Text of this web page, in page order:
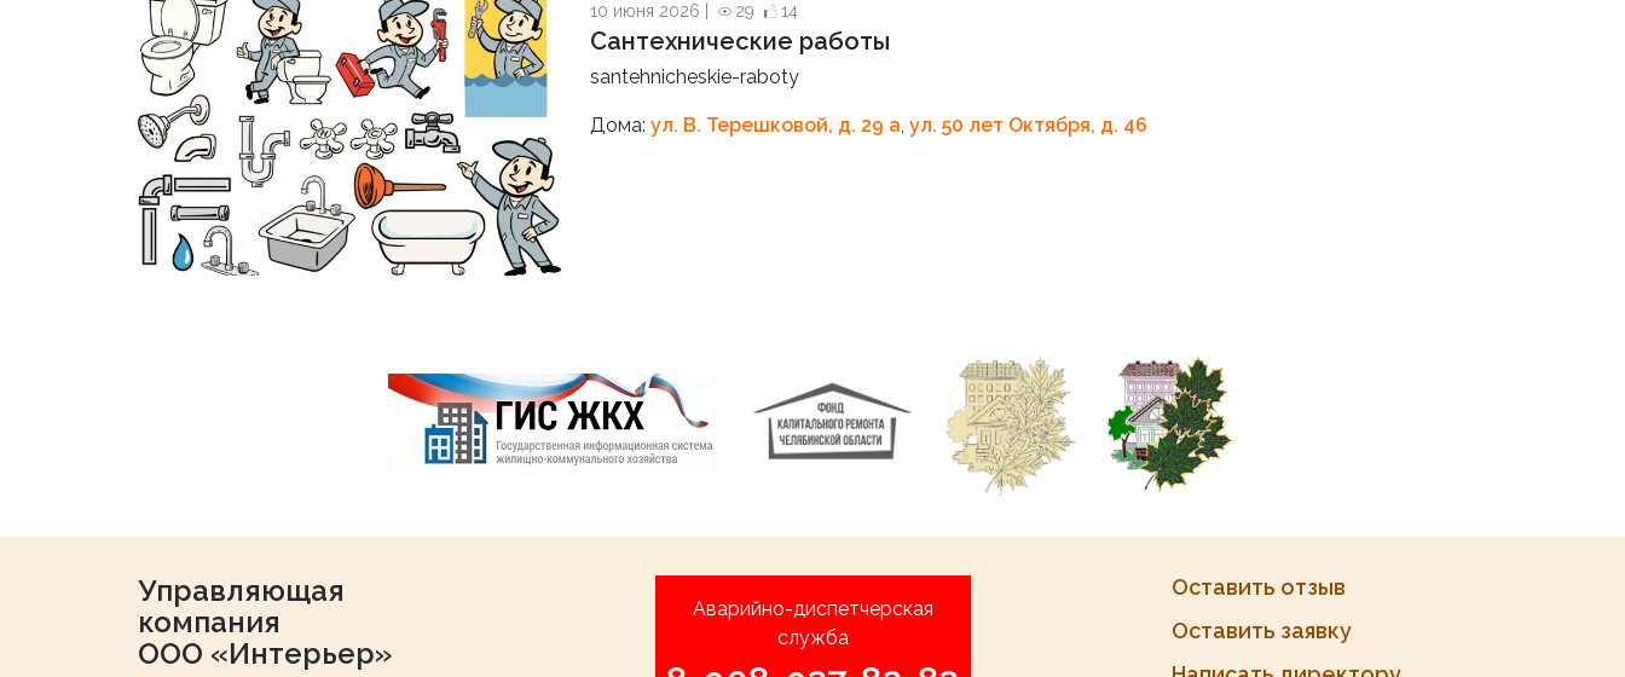
10 июня 2026 | 29 14
Сантехнические работы
santehnicheskie-raboty
Дома: ул. В. Терешковой, д. 29 а, ул. 50 лет Октября, д. 46
Управляющая
компания
ООО «Интерьер»
Аварийно-диспетчерская
служба
Оставить отзыв
Оставить заявку